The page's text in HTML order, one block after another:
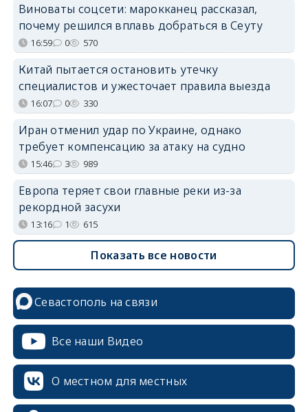
Виноваты соцсети: марокканец рассказал,
почему решился вплавь добраться в Сеуту
16:59 0 570
Китай пытается остановить утечку
специалистов и ужесточает правила выезда
16:07 0 330
Иран отменил удар по Украине, однако
требует компенсацию за атаку на судно
15:46 3 989
Европа теряет свои главные реки из-за
рекордной засухи
13:16 1 615
Показать все новости
Севастополь на связи
Все наши Видео
О местном для местных